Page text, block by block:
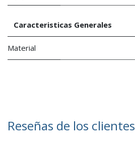
Caracteristicas Generales
Material
Reseñas de los clientes